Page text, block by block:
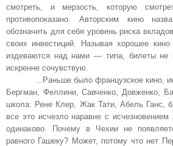
смотреть, и мерзость, которую
противопоказано. Авторским кино
обозначить для себя уровень риска
своих инвестиций. Называя хорошее кино
издеваются над нами — типа, билеты
искренне сочувствую.
...Раньше было французское кино,
Бергман, Феллини, Савченко, Довженко,
школа: Рене Клер, Жак Тати, Абель Ганс,
все это исчезло наравне с
одинаково. Почему в Чехии не
равного Гашеку? Может, потому что нет